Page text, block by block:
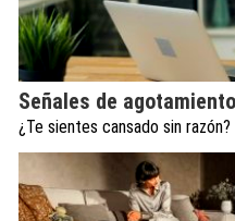
Señales de agotamiento
¿Te sientes cansado sin